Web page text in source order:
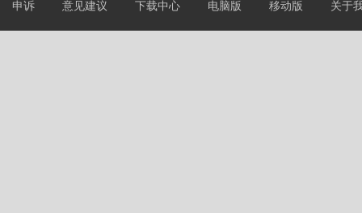
申诉 意见建议 下载中心 电脑版 移动版 关于